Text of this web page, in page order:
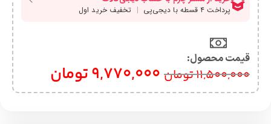
قیمت محصول:​
11,500,000تومان 9,770,000تومان